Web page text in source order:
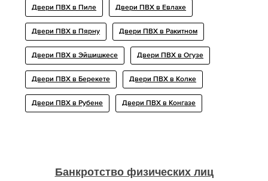
Двери ПВХ в Пиле Двери ПВХ в Евлахе
Двери ПВХ в Пярну Двери ПВХ в Ракитном
Двери ПВХ в Эйшишкесе Двери ПВХ в Огузе
Двери ПВХ в Берекете Двери ПВХ в Колке
Двери ПВХ в Рубене Двери ПВХ в Конгазе
Банкротство физических лиц